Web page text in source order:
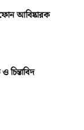
আবিষ্কারক